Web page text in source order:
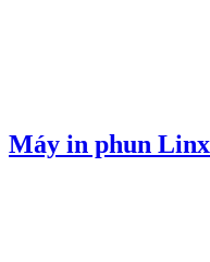
Máy in phun